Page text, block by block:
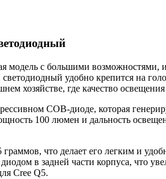
с большими возможностями,
удобно крепится на
хозяйстве, где качество
COB-диоде, которая
100 люмен и дальность
что делает его легким и
в задней части корпуса, что
Cree Q5.